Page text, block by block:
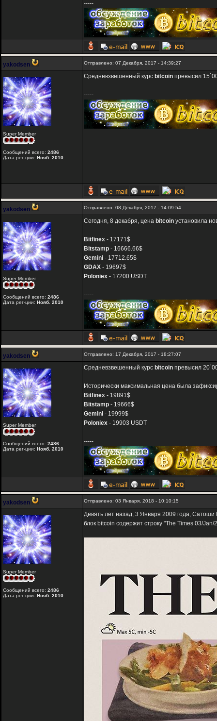
-----
yakodsen Отправлено: 07 Декабря, 2017 - 14:39:27
Super Member
Сообщений всего: 2486
Дата рег-ции: Нояб. 2010
Средневзвешенный курс bitcoin превысил
-----
yakodsen Отправлено: 08 Декабря, 2017 - 14:09:54
Super Member
Сообщений всего: 2486
Дата рег-ции: Нояб. 2010
Сегодня, 8 декабря, цена bitcoin установила
Bitfinex - 17171$
Bitstamp - 16666.66$
Gemini - 17712.65$
GDAX - 19697$
Poloniex - 17200 USDT
-----
yakodsen Отправлено: 17 Декабря, 2017 - 18:27:07
Super Member
Сообщений всего: 2486
Дата рег-ции: Нояб. 2010
Средневзвешенный курс bitcoin превысил
Исторически максимальная цена была
Bitfinex - 19891$
Bitstamp - 19666$
Gemini - 19999$
Poloniex - 19903 USDT
-----
yakodsen Отправлено: 03 Января, 2018 - 10:10:15
Super Member
Сообщений всего: 2486
Дата рег-ции: Нояб. 2010
Девять лет назад, 3 Января 2009 года, Сатоши
блок bitcoin содержит строку "The Times 03/